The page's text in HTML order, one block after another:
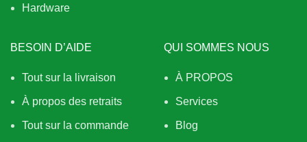
Hardware
BESOIN D’AIDE
Tout sur la livraison
À propos des retraits
Tout sur la commande
QUI SOMMES NOUS
À PROPOS
Services
Blog